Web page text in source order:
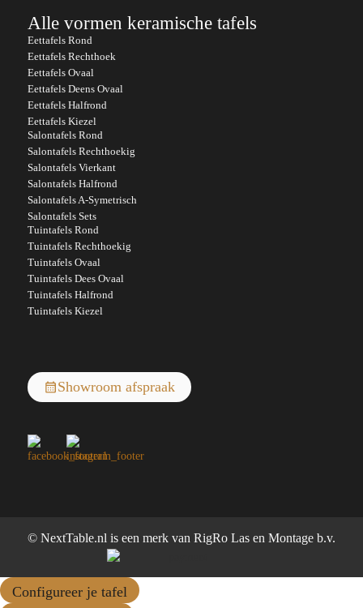
Alle vormen keramische tafels
Eettafels Rond
Eettafels Rechthoek
Eettafels Ovaal
Eettafels Deens Ovaal
Eettafels Halfrond
Eettafels Kiezel
Salontafels Rond
Salontafels Rechthoekig
Salontafels Vierkant
Salontafels Halfrond
Salontafels A-Symetrisch
Salontafels Sets
Tuintafels Rond
Tuintafels Rechthoekig
Tuintafels Ovaal
Tuintafels Dees Ovaal
Tuintafels Halfrond
Tuintafels Kiezel
Showroom afspraak
© NextTable.nl is een merk van RigRo Las en Montage b.v.
Configureer je tafel